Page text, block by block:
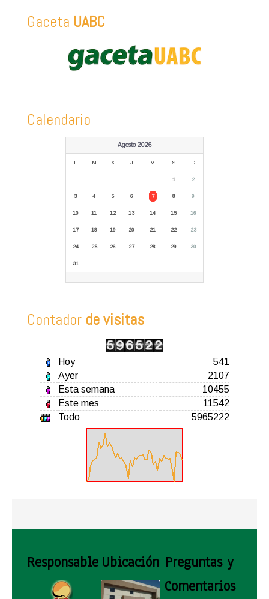
Gaceta UABC
Calendario
Agosto 2026
L M X J V S D
1 2
3 4 5 6 7 8 9
10 11 12 13 14 15 16
17 18 19 20 21 22 23
24 25 26 27 28 29 30
31
Contador de visitas
Hoy
541
Ayer
2107
Esta semana
10455
Este mes
11542
Todo
5965222
Responsable Ubicación Preguntas y
Comentarios